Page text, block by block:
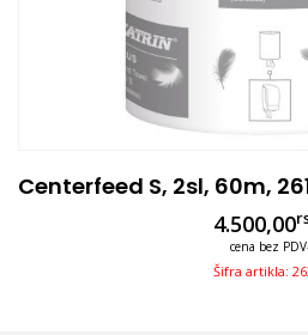
4.500,00
cena bez
Šifra artikla: